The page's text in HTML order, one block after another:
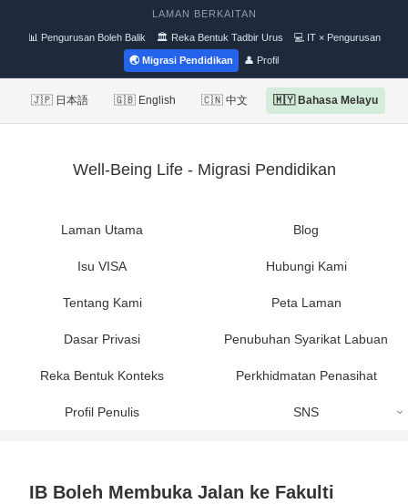
LAMAN BERKAITAN
📊 Pengurusan Boleh Balik 🏛 Reka Bentuk Tadbir Urus 💻 IT × Pengurusan
🌏 Migrasi Pendidikan 👤 Profil
🇯🇵 日本語 🇬🇧 English 🇨🇳 中文 🇲🇾 Bahasa Melayu
Well-Being Life - Migrasi Pendidikan
Laman Utama Blog
Isu VISA Hubungi Kami
Tentang Kami Peta Laman
Dasar Privasi Penubuhan Syarikat Labuan
Reka Bentuk Konteks Perkhidmatan Penasihat
Profil Penulis SNS
IB Boleh Membuka Jalan ke Fakulti